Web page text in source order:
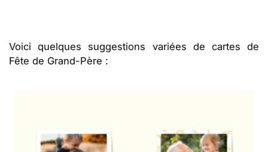
Voici quelques suggestions variées de cartes de
Fête de Grand-Père :